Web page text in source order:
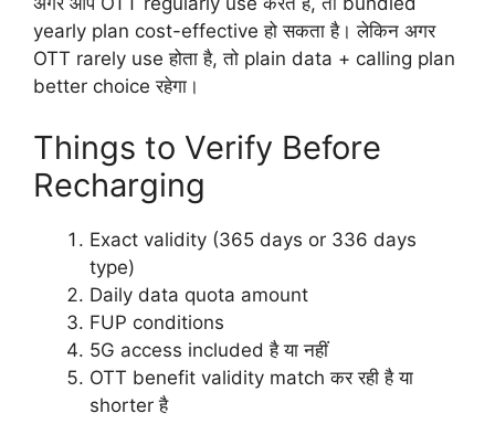
yearly plan cost-effective हो सकता है। लेकिन अगर
OTT rarely use होता है, तो plain data + calling plan
better choice रहेगा।
Things to Verify Before
Recharging
Exact validity (365 days or 336 days
type)
Daily data quota amount
FUP conditions
5G access included है या नहीं
OTT benefit validity match कर रही है या
shorter है